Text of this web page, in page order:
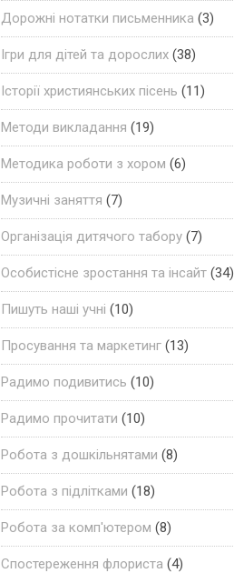
Дорожні нотатки письменника (3)
Ігри для дітей та дорослих(38)
Історії християнських пісень (11)
Методи викладання (19)
Методика роботи з хором (6)
Музичні заняття (7)
Організація дитячого табору(7)
Особистісне зростання та інсайт(34)
Пишуть наші учні (10)
Просування та маркетинг(13)
Радимо подивитись (10)
Радимо прочитати (10)
Робота з дошкільнятами (8)
Робота з підлітками (18)
Робота за комп'ютером (8)
Спостереження флориста (4)